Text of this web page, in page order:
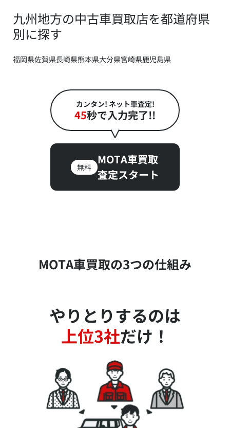
九州地方の中古車買取店を都道府県
別に探す
福岡県佐賀県長崎県熊本県大分県宮崎県鹿児島県
カンタン! ネット車査定!
45秒で入力完了!!
無料
MOTA車買取
査定スタート
MOTA車買取の3つの仕組み
やりとりするのは
上位3社だけ！